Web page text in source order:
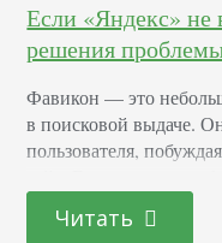
Если «Яндекс»
решения
Фавикон — это
в поисковой выдаче.
пользователя,
в «Избранное», то
Фавикон — это
Читать